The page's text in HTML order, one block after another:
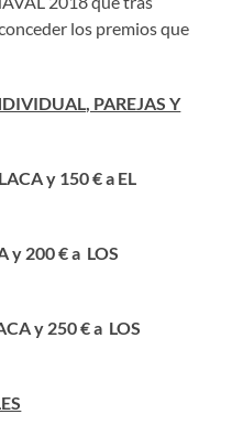
los premios que
PAREJAS Y
y 150 € a EL
y 200 € a LOS
y 250 € a LOS